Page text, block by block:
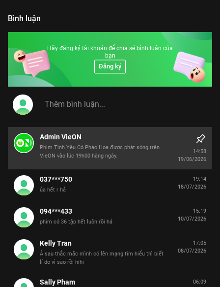
Bình luận
Hãy đăng ký tài khoản để chia sẻ bình luận của
bạn
Đăng ký
Admin VieON
Phim Tình Yêu Có Pháo Hoa được phát sóng trên
VieON vào lúc 19h00 hàng ngày.
14:58
19/06/2026
037***750
ủa hết r hả
19:14
18/07/2026
094***433
phim có 36 tập hết luôn rồi hả
15:19
10/07/2026
Kelly Tran
À sau thắc mắc mình có lên mạng tìm hiểu thì biết
lí do vì sao rồi hihi
17:05
08/07/2026
Sally Pham
06:09